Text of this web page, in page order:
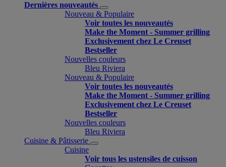
Dernières nouveautés
Nouveau & Populaire
Voir toutes les nouveautés
Make the Moment - Summer grilling
Exclusivement chez Le Creuset
Bestseller
Nouvelles couleurs
Bleu Riviera
Nouveau & Populaire
Voir toutes les nouveautés
Make the Moment - Summer grilling
Exclusivement chez Le Creuset
Bestseller
Nouvelles couleurs
Bleu Riviera
Cuisine & Pâtisserie
Cuisine
Voir tous les ustensiles de cuisson